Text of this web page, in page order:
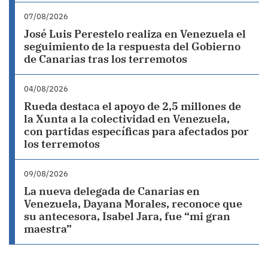
07/08/2026
José Luis Perestelo realiza en Venezuela el
seguimiento de la respuesta del Gobierno
de Canarias tras los terremotos
04/08/2026
Rueda destaca el apoyo de 2,5 millones de
la Xunta a la colectividad en Venezuela,
con partidas específicas para afectados por
los terremotos
09/08/2026
La nueva delegada de Canarias en
Venezuela, Dayana Morales, reconoce que
su antecesora, Isabel Jara, fue “mi gran
maestra”